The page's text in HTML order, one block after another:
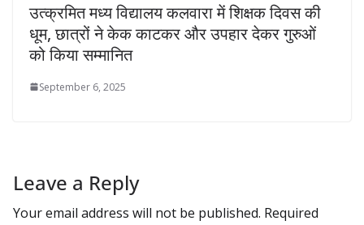
उत्क्रमित मध्य विद्यालय कलवारा में शिक्षक दिवस की
धूम, छात्रों ने केक काटकर और उपहार देकर गुरुओं
को किया सम्मानित
September 6, 2025
Leave a Reply
Your email address will not be published. Required